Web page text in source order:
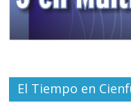
El Tiempo en